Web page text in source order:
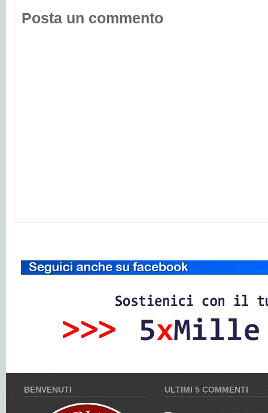
Posta un commento
BENVENUTI ULTIMI 5 COMMENTI